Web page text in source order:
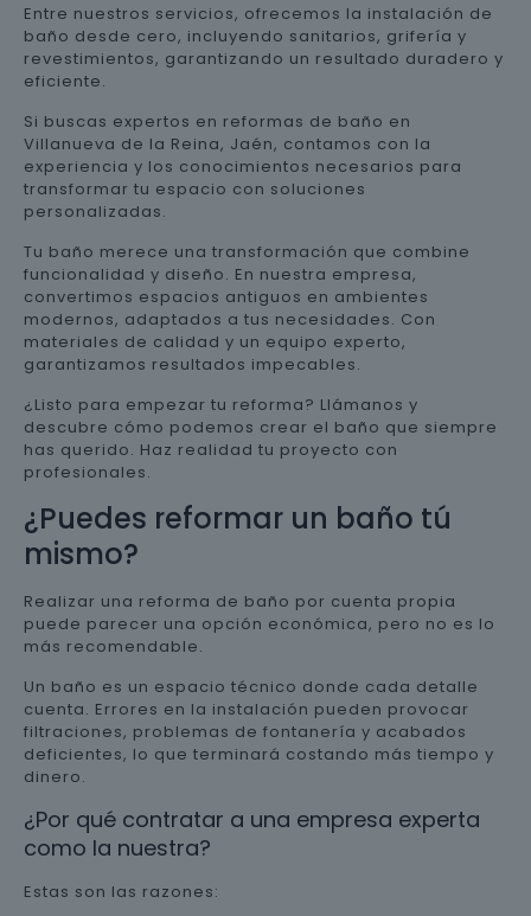
Entre nuestros servicios, ofrecemos la instalación de
baño desde cero, incluyendo sanitarios, grifería y
revestimientos, garantizando un resultado duradero y
eficiente.
Si buscas expertos en reformas de baño en
Villanueva de la Reina, Jaén, contamos con la
experiencia y los conocimientos necesarios para
transformar tu espacio con soluciones
personalizadas.
Tu baño merece una transformación que combine
funcionalidad y diseño. En nuestra empresa,
convertimos espacios antiguos en ambientes
modernos, adaptados a tus necesidades. Con
materiales de calidad y un equipo experto,
garantizamos resultados impecables.
¿Listo para empezar tu reforma? Llámanos y
descubre cómo podemos crear el baño que siempre
has querido. Haz realidad tu proyecto con
profesionales.
¿Puedes reformar un baño tú
mismo?
Realizar una reforma de baño por cuenta propia
puede parecer una opción económica, pero no es lo
más recomendable.
Un baño es un espacio técnico donde cada detalle
cuenta. Errores en la instalación pueden provocar
filtraciones, problemas de fontanería y acabados
deficientes, lo que terminará costando más tiempo y
dinero.
¿Por qué contratar a una empresa experta
como la nuestra?
Estas son las razones: